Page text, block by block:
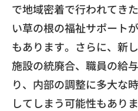
で地域密着で行われてき
い草の根の福祉サポート
もあります。 さらに、新
施設の統廃合、 職員の給
り、 内部の調整に多大な
してしまう可能性もあり